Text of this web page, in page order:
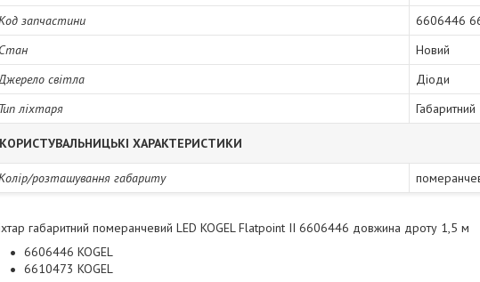
запчастини
6606446
Стан
Новий
світла
Діоди
Тип ліхтаря
Габаритний
КОРИСТУВАЛЬНИЦЬКІ ХАРАКТЕРИСТИКИ
розташування габариту
габаритний померанчевий LED KOGEL Flatpoint II 6606446 довжина дроту 1,5 м
6606446 KOGEL
6610473 KOGEL